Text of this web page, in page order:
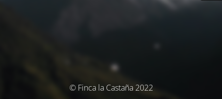
© Finca la Castaña 2022